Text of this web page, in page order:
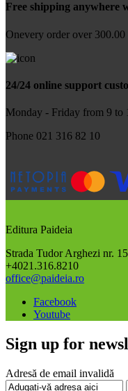
Free shipping anywhere
Onevery order over 300.00
24/24 online support
Monday - Friday from 9 to
Phone 021 316 82 10
Editura Paideia
Strada Tudor Arghezi nr.
+4021.316.8210
office@paideia.ro
Facebook
Youtube
Sign up for
Adresă de email invalidă